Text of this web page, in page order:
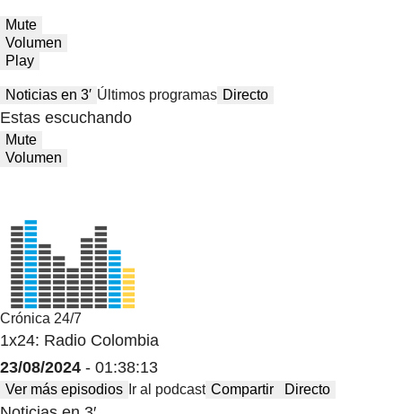
Mute
Volumen
Play
Noticias en 3′ Últimos programas Directo
Estas escuchando
Mute
Volumen
Crónica 24/7
1x24: Radio Colombia
23/08/2024 - 01:38:13
Ver más episodios Ir al podcast Compartir Directo